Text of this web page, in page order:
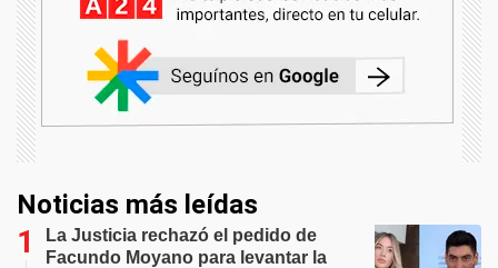
Noticias más leídas
La Justicia rechazó el pedido de
Facundo Moyano para levantar la